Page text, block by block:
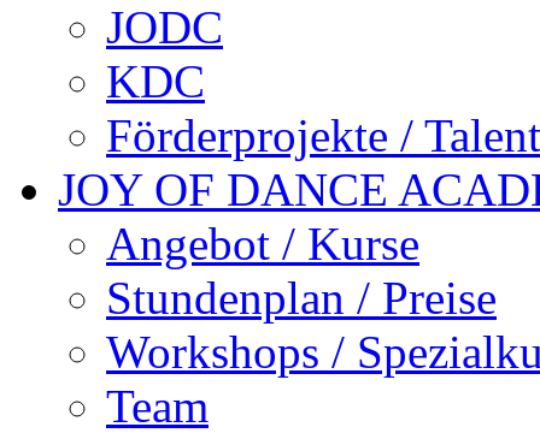
JODC
KDC
Förderprojekte /
JOY OF DANCE
Angebot / Kurse
Stundenplan / Preise
Workshops /
Team